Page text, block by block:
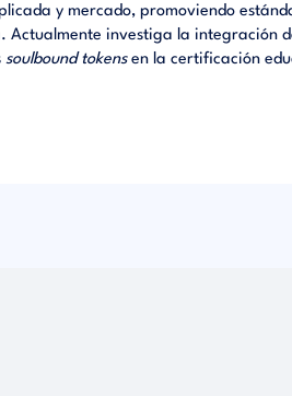
y mercado, promoviendo
Actualmente investiga la integración
soulbound tokensen la certificación